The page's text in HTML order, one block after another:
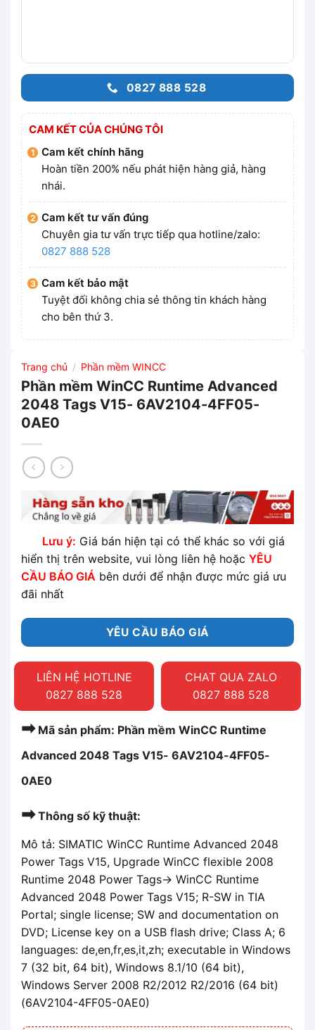
0827 888 528
CAM KẾT CỦA CHÚNG TÔI
Cam kết chính hãng
Hoàn tiền 200% nếu phát hiện hàng giả, hàng
nhái.
Cam kết tư vấn đúng
Chuyên gia tư vấn trực tiếp qua hotline/zalo:
0827 888 528
Cam kết bảo mật
Tuyệt đối không chia sẻ thông tin khách hàng
cho bên thứ 3.
Trang chủ / Phần mềm WINCC
Phần mềm WinCC Runtime Advanced
2048 Tags V15- 6AV2104-4FF05-
0AE0
Lưu ý: Giá bán hiện tại có thể khác so với giá
hiển thị trên website, vui lòng liên hệ hoặc YÊU
CẦU BÁO GIÁ bên dưới để nhận được mức giá ưu
đãi nhất
YÊU CẦU BÁO GIÁ
LIÊN HỆ HOTLINE
0827 888 528
CHAT QUA ZALO
0827 888 528
➡Mã sản phẩm: Phần mềm WinCC Runtime
Advanced 2048 Tags V15- 6AV2104-4FF05-
0AE0
➡Thông số kỹ thuật:
Mô tả: SIMATIC WinCC Runtime Advanced 2048
Power Tags V15, Upgrade WinCC flexible 2008
Runtime 2048 Power Tags-> WinCC Runtime
Advanced 2048 Power Tags V15; R-SW in TIA
Portal; single license; SW and documentation on
DVD; License key on a USB flash drive; Class A; 6
languages: de,en,fr,es,it,zh; executable in Windows
7 (32 bit, 64 bit), Windows 8.1/10 (64 bit),
Windows Server 2008 R2/2012 R2/2016 (64 bit)
(6AV2104-4FF05-0AE0)